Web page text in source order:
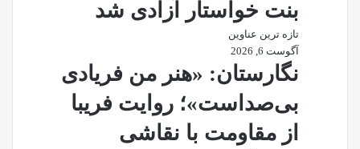
بنت خواستار آزادی شد
تازه ترین عناوین
آگوست 6, 2026
نگارستان: «هنر من فریادی
بی‌صداست»؛ روایت فریبا
از مقاومت با نقاشی